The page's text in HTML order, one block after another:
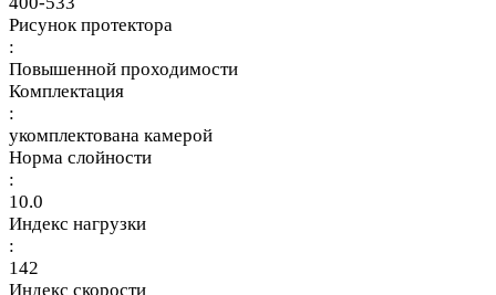
Рисунок протектора
:
Повышенной проходимости
Комплектация
:
укомплектована камерой
Норма слойности
:
10.0
Индекс нагрузки
:
142
Индекс скорости